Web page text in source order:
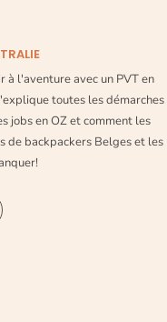
l'aventure avec un PVT en
toutes les démarches
jobs en OZ et comment les
de backpackers Belges et les